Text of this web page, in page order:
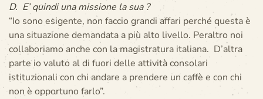
D. E’ quindi una missione la sua ?
“Io sono esigente, non faccio grandi affari perché questa è
una situazione demandata a più alto livello. Peraltro noi
collaboriamo anche con la magistratura italiana. D’altra
parte io valuto al di fuori delle attività consolari
istituzionali con chi andare a prendere un caffè e con chi
non è opportuno farlo”.